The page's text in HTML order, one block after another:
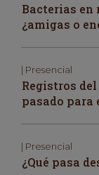
Bacterias en
¿amigas o
| Presencial
Registros
pasado para
| Presencial
¿Qué pasa